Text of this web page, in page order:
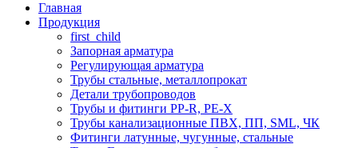
Главная
Продукция
first_child
Запорная арматура
Регулирующая арматура
Трубы стальные, металлопрокат
Детали трубопроводов
Трубы и фитинги PP-R, PE-X
Трубы канализационные ПВХ, ПП, SML, ЧК
Фитинги латунные, чугунные, стальные